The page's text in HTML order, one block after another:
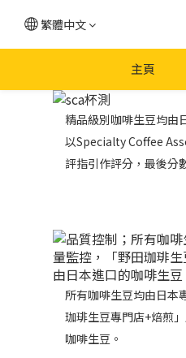
繁體中文
主頁
精品級別咖啡生豆均由
以Specialty Coffee
評指引作評分，最後分
所有咖啡生豆均由日本
珈琲生豆專門店+焙煎
咖啡生豆。